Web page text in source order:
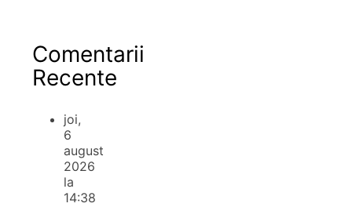
Comentarii
Recente
joi,
6
august
2026
la
14:38